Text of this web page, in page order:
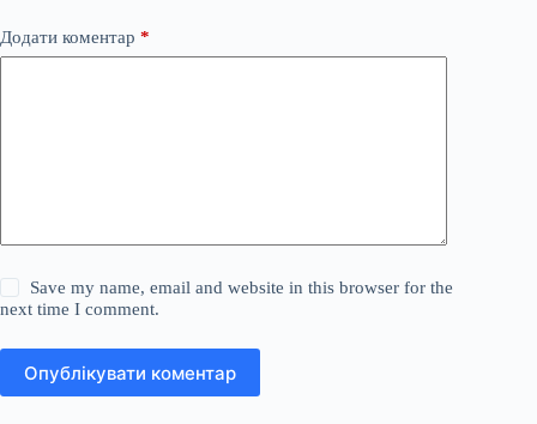
Додати коментар *
Save my name, email and website in this browser for the
next time I comment.
Опублікувати коментар